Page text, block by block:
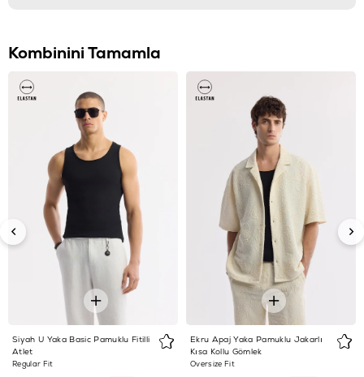
Kombinini Tamamla
Siyah U Yaka Basic Pamuklu Fitilli
Atlet
Regular Fit
Ekru Apaj Yaka Pamuklu Jakarlı
Kısa Kollu Gömlek
Oversize Fit